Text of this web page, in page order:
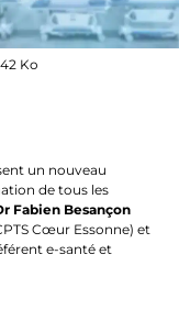
Ko
un nouveau
de tous les
Fabien Besançon
Cœur Essonne) et
e-santé et